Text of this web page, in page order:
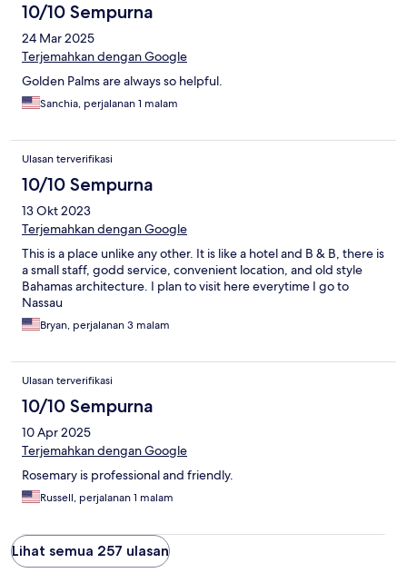
10/10 Sempurna
24 Mar 2025
Terjemahkan dengan Google
Golden Palms are always so helpful.
Sanchia, perjalanan 1 malam
Ulasan terverifikasi
10/10 Sempurna
13 Okt 2023
Terjemahkan dengan Google
This is a place unlike any other. It is like a hotel and B & B, there is
a small staff, godd service, convenient location, and old style
Bahamas architecture. I plan to visit here everytime I go to
Nassau
Bryan, perjalanan 3 malam
Ulasan terverifikasi
10/10 Sempurna
10 Apr 2025
Terjemahkan dengan Google
Rosemary is professional and friendly.
Russell, perjalanan 1 malam
Lihat semua 257 ulasan